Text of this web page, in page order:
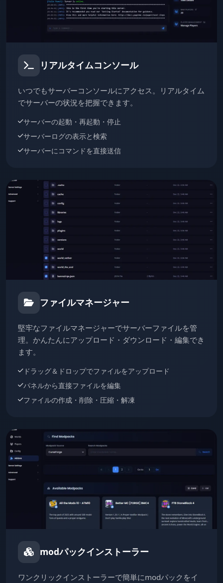
リアルタイムコンソール
いつでもサーバーコンソールにアクセス。リアルタイム
でサーバーの状況を把握できます。
サーバーの起動・再起動・停止
サーバーログの表示と検索
サーバーにコマンドを直接送信
ファイルマネージャー
堅牢なファイルマネージャーでサーバーファイルを管
理。かんたんにアップロード・ダウンロード・編集でき
ます。
ドラッグ＆ドロップでファイルをアップロード
パネルから直接ファイルを編集
ファイルの作成・削除・圧縮・解凍
modパックインストーラー
ワンクリックインストーラーで簡単にmodパックをイ